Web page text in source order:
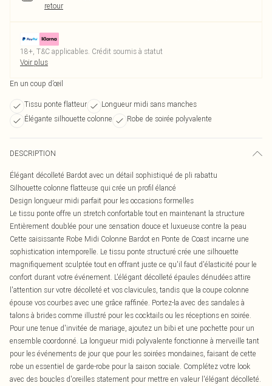
retour
18+, T&C applicables. Crédit soumis à statut
Voir plus
En un coup d’œil
Tissu ponte flatteur
Longueur midi sans manches
Élégante silhouette colonne
Robe de soirée polyvalente
DESCRIPTION
Élégant décolleté Bardot avec un détail sophistiqué de pli rabattu
Silhouette colonne flatteuse qui crée un profil élancé
Design longueur midi parfait pour les occasions formelles
Le tissu ponte offre un stretch confortable tout en maintenant la structure
Entièrement doublée pour une sensation douce et luxueuse contre la peau
Cette saisissante Robe Midi Colonne Bardot en Ponte de Coast incarne une
sophistication intemporelle. Le tissu ponte structuré crée une silhouette
magnifiquement sculptée tout en offrant juste ce qu'il faut d'élasticité pour le
confort durant votre événement. L'élégant décolleté épaules dénudées attire
l'attention sur votre décolleté et vos clavicules, tandis que la coupe colonne
épouse vos courbes avec une grâce raffinée. Portez-la avec des sandales à
talons à brides comme illustré pour les cocktails ou les réceptions en soirée.
Pour une tenue d'invitée de mariage, ajoutez un bibi et une pochette pour un
ensemble coordonné. La longueur midi polyvalente fonctionne à merveille tant
pour les événements de jour que pour les soirées mondaines, faisant de cette
robe un essentiel de garde-robe pour la saison sociale. Complétez votre look
avec des boucles d'oreilles statement pour mettre en valeur l'élégant décolleté.